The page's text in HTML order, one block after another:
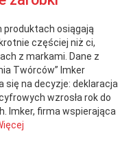
produktach osiągają
częściej niż ci,
z markami. Dane z
Twórców” Imker
się na decyzje: deklaracja
wzrosła rok do
Imker, firma wspierająca